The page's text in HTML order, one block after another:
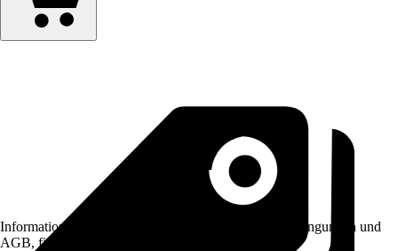
Informationen des Verkäufers, wie z. B. Rückgabebedingungen und
AGB, finden Sie bei Klick auf den Verkäufernamen.